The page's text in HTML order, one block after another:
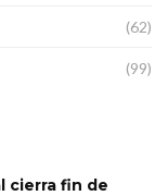
(62)
(99)
cierra fin de